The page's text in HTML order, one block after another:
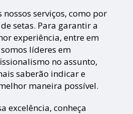
nossos serviços, como por
setas. Para garantir a
experiência, entre em
líderes em
no assunto,
saberão indicar e
maneira possível.
excelência, conheça